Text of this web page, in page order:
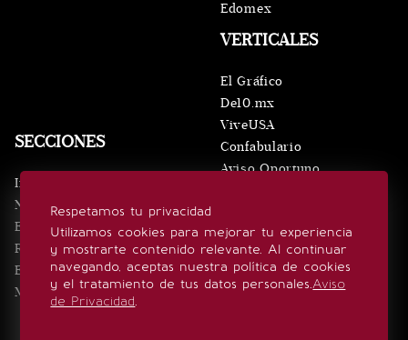
Respetamos tu privacidad
Utilizamos cookies para mejorar tu experiencia
y mostrarte contenido relevante. Al continuar
navegando, aceptas nuestra política de cookies
y el tratamiento de tus datos personales.Aviso
de Privacidad.
SECCIONES
Inicio
Noticias
Eventos
Realeza
Estilo de vida
Minuto x Minuto
VERTICALES
El Gráfico
De10.mx
ViveUSA
Confabulario
Aviso Oportuno
Edomex
SÍGUENOS